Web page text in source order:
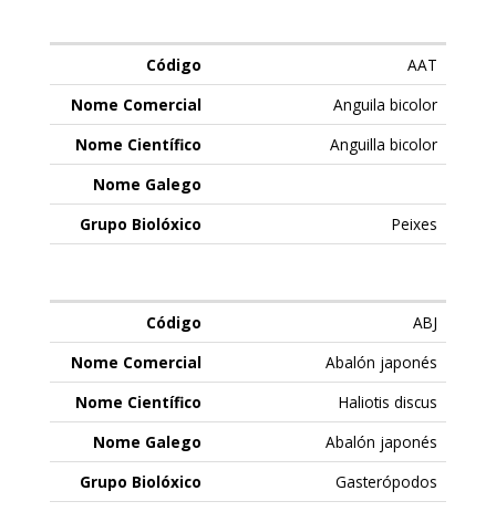
AAT
Anguila bicolor
Anguilla bicolor
Peixes
ABJ
Abalón japonés
Haliotis discus
Abalón japonés
Gasterópodos